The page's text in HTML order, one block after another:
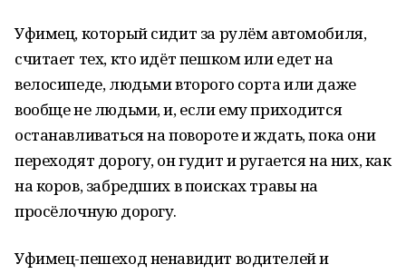
Уфимец, который сидит за рулём автомобиля,
считает тех, кто идёт пешком или едет на
велосипеде, людьми второго сорта или даже
вообще не людьми, и, если ему приходится
останавливаться на повороте и ждать, пока они
переходят дорогу, он гудит и ругается на них, как
на коров, забредших в поисках травы на
просёлочную дорогу.
Уфимец-пешеход ненавидит водителей и